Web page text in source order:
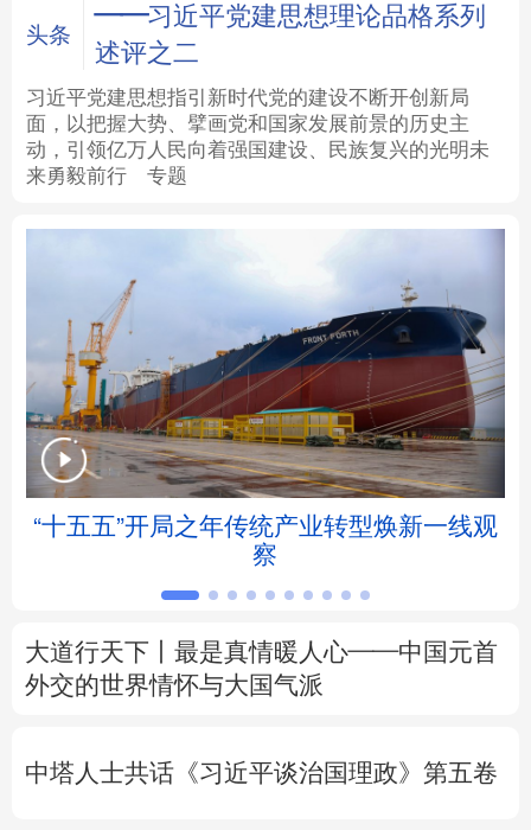
城市 旅游 能源 会展
彩票 娱乐 时尚 悦读
公益 一带一路 亚太网 上市公司
地方频道
北京 天津 河北 山西
辽宁 吉林 上海 江苏
浙江 安徽 福建 江西
四川 贵州 云南
头条
——习近平党建思想理论品格系列
述评之二
习近平党建思想指引新时代党的建设不断开创新局
面，以把握大势、擘画党和国家发展前景的历史主
动，引领亿万人民向着强国建设、民族复兴的光明未
来勇毅前行
专题
“十五五”开局之年传统产业转型焕新一线观
察
大道行天下丨最是真情暖人心——中国元首
外交的世界情怀与大国气派
中塔人士共话《习近平谈治国理政》第五卷